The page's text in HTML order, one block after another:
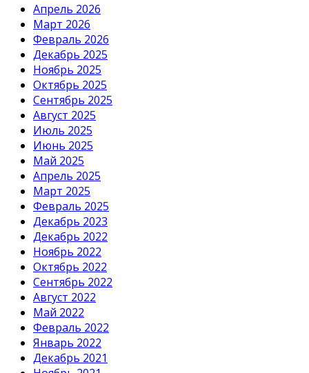
Апрель 2026
Март 2026
Февраль 2026
Декабрь 2025
Ноябрь 2025
Октябрь 2025
Сентябрь 2025
Август 2025
Июль 2025
Июнь 2025
Май 2025
Апрель 2025
Март 2025
Февраль 2025
Декабрь 2023
Декабрь 2022
Ноябрь 2022
Октябрь 2022
Сентябрь 2022
Август 2022
Май 2022
Февраль 2022
Январь 2022
Декабрь 2021